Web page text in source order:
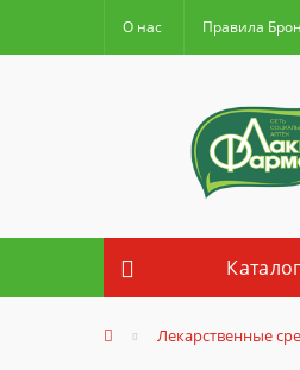
О нас Правила
Каталог
Лекарственные